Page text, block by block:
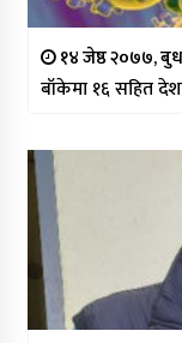
१४ जेष्ठ २०७७,
बाँकेमा १६ सहित